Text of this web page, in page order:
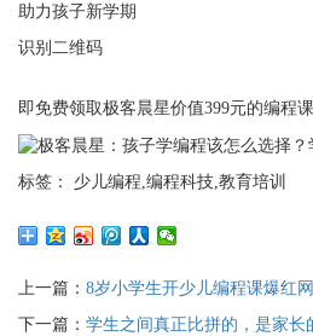
助力孩子新学期
识别二维码
即免费领取极客晨星价值399元的编程课
标签： 少儿编程,编程科技,教育培训
上一篇： 8岁小学生开少儿编程课爆红
下一篇： 学生之间真正比拼的，是家长